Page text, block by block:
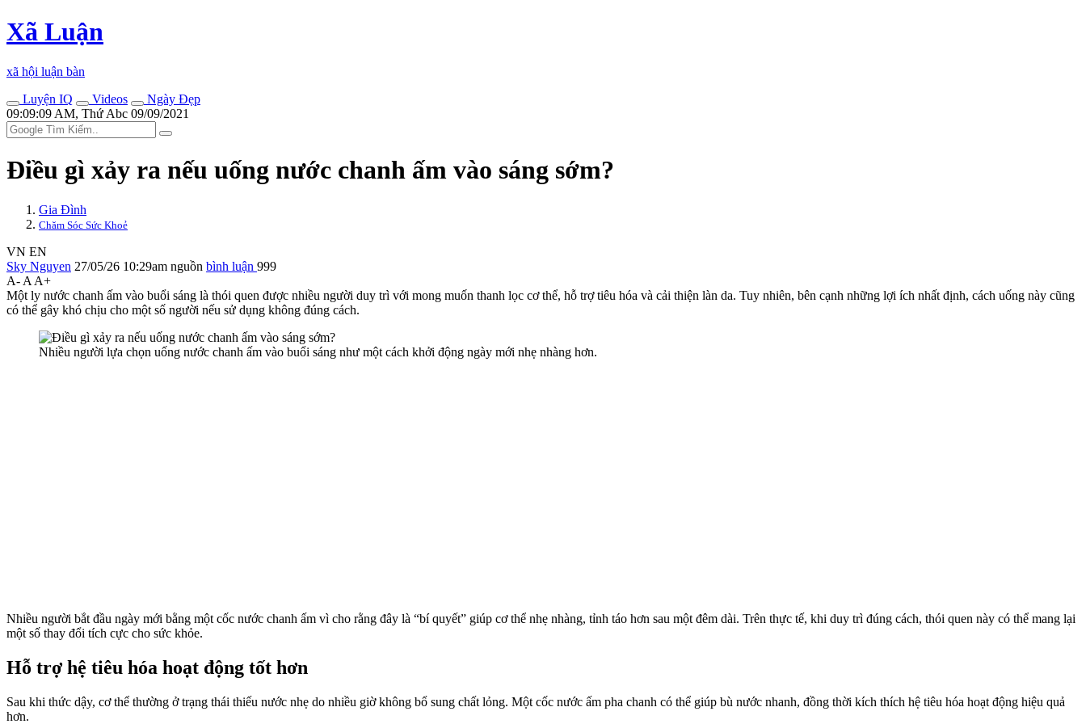
Xã Luận
xã hội luận bàn
Luyện IQ
Videos
Ngày Đẹp
09:09:09 AM, Thứ Abc 09/09/2021
Điều gì xảy ra nếu uống nước chanh ấm vào sáng sớm?
Gia Đình
Chăm Sóc Sức Khoẻ
VN EN
Sky Nguyen 27/05/26 10:29am nguồn bình luận 999
A- A A+
Một ly nước chanh ấm vào buổi sáng là thói quen được nhiều người duy trì với mong muốn thanh lọc c‌ơ th‌ể, hỗ trợ tiêu hóa và cải thiện làn da. Tuy nhiên, bên cạnh những lợi ích nhất định, cách uống này cũng
có thể gây khó chịu cho một số người nếu sử dụng không đúng cách.
Nhiều người lựa chọn uống nước chanh ấm vào buổi sáng như một cách khởi động ngày mới nhẹ nhàng hơn.
Nhiều người bắt đầu ngày mới bằng một cốc nước chanh ấm vì cho rằng đây là “bí quyết” giúp c‌ơ th‌ể nhẹ nhàng, tỉnh táo hơn sau một đêm dài. Trên thực tế, khi duy trì đúng cách, thói quen này có thể mang lại
một số thay đổi tích cực cho sức khỏe.
Hỗ trợ hệ tiêu hóa hoạt động tốt hơn
Sau khi thức dậy, c‌ơ th‌ể thường ở trạng thái thiếu nước nhẹ do nhiều giờ không bổ sung chất lỏng. Một cốc nước ấm pha chanh có thể giúp bù nước nhanh, đồng thời kíc‌h thí‌ch hệ tiêu hóa hoạt động hiệu quả
hơn.